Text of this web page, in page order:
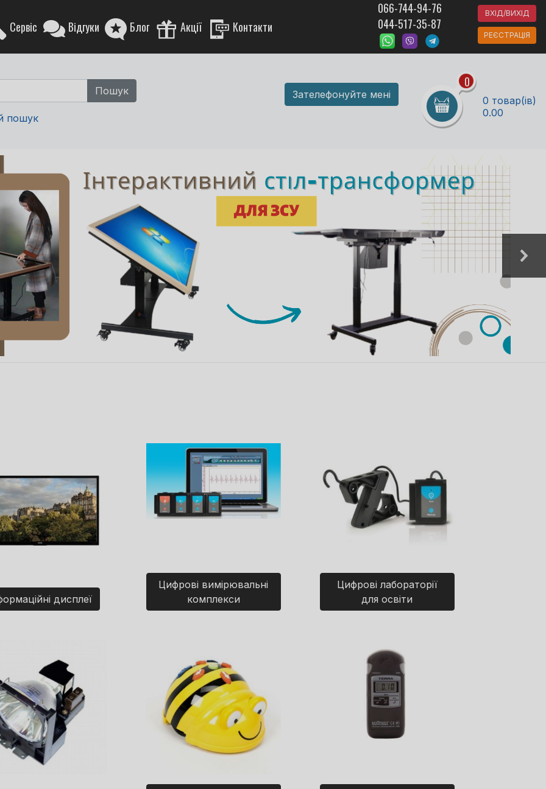
Сервіс Відгуки Блог Акції Контакти
066-744-94-76
044-517-35-87
ВХІД/ВИХІД
РЕЄСТРАЦІЯ
пошук
Зателефонуйте мені
0
0 товар(ів)
0.00
дисплеї
Цифрові вимірювальні
комплекси
Цифрові лабораторії
для освіти